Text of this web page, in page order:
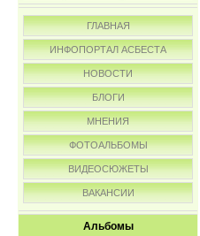
ГЛАВНАЯ
ИНФОПОРТАЛ АСБЕСТА
НОВОСТИ
БЛОГИ
МНЕНИЯ
ФОТОАЛЬБОМЫ
ВИДЕОСЮЖЕТЫ
ВАКАНСИИ
Альбомы